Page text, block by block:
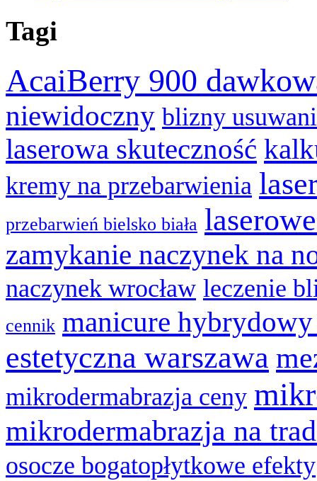
Tagi
AcaiBerry 900
niewidoczny blizny
laserowa skuteczność
kremy na przebarwienia
przebarwień bielsko biała
zamykanie naczynek na
naczynek wrocław leczenie
cennik manicure
estetyczna warszawa
mikrodermabrazja ceny
mikrodermabrazja na
osocze bogatopłytkowe efekty